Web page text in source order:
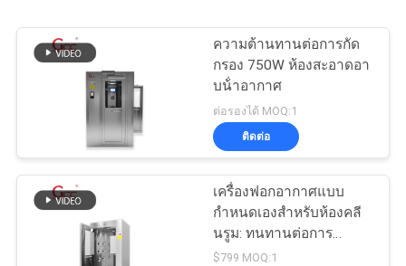
ความต้านทานต่อการกัด
กรอง 750W ห้องสะอาดอา
บน้ําอากาศ
ต่อรองได้ MOQ:1
ติดต่อ
เครื่องฟอกอากาศแบบ
กำหนดเองสำหรับห้องคลี
นรูม: ทนทานต่อการ
กัดกร่อน
$799 MOQ:1